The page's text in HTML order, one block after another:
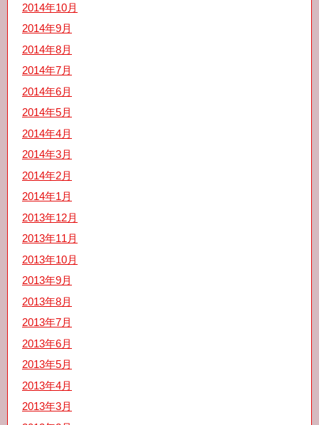
2014年10月
2014年9月
2014年8月
2014年7月
2014年6月
2014年5月
2014年4月
2014年3月
2014年2月
2014年1月
2013年12月
2013年11月
2013年10月
2013年9月
2013年8月
2013年7月
2013年6月
2013年5月
2013年4月
2013年3月